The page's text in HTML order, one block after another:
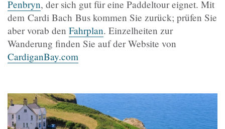
Penbryn, der sich gut für eine Paddeltour eignet. Mit
dem Cardi Bach Bus kommen Sie zurück; prüfen Sie
aber vorab den Fahrplan. Einzelheiten zur
Wanderung finden Sie auf der Website von
CardiganBay.com